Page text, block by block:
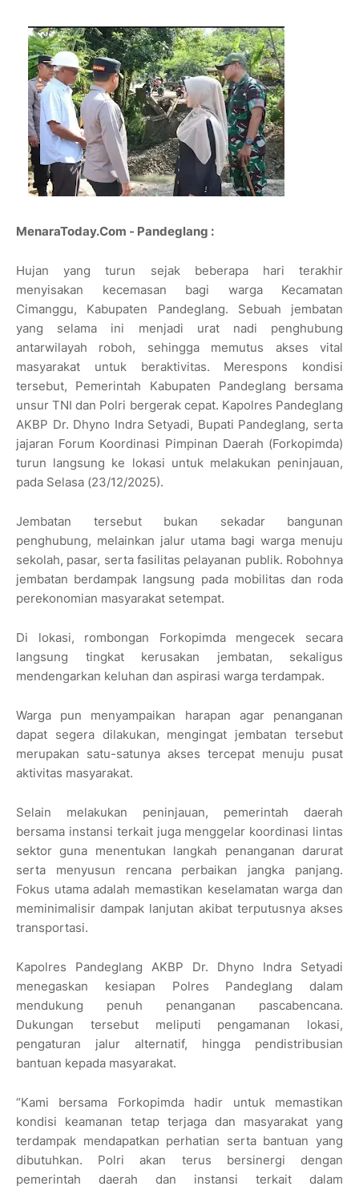
MenaraToday.Com - Pandeglang :
Hujan yang turun sejak beberapa hari terakhir
menyisakan kecemasan bagi warga Kecamatan
Cimanggu, Kabupaten Pandeglang. Sebuah jembatan
yang selama ini menjadi urat nadi penghubung
antarwilayah roboh, sehingga memutus akses vital
masyarakat untuk beraktivitas. Merespons kondisi
tersebut, Pemerintah Kabupaten Pandeglang bersama
unsur TNI dan Polri bergerak cepat. Kapolres Pandeglang
AKBP Dr. Dhyno Indra Setyadi, Bupati Pandeglang, serta
jajaran Forum Koordinasi Pimpinan Daerah (Forkopimda)
turun langsung ke lokasi untuk melakukan peninjauan,
pada Selasa (23/12/2025).
Jembatan tersebut bukan sekadar bangunan
penghubung, melainkan jalur utama bagi warga menuju
sekolah, pasar, serta fasilitas pelayanan publik. Robohnya
jembatan berdampak langsung pada mobilitas dan roda
perekonomian masyarakat setempat.
Di lokasi, rombongan Forkopimda mengecek secara
langsung tingkat kerusakan jembatan, sekaligus
mendengarkan keluhan dan aspirasi warga terdampak.
Warga pun menyampaikan harapan agar penanganan
dapat segera dilakukan, mengingat jembatan tersebut
merupakan satu-satunya akses tercepat menuju pusat
aktivitas masyarakat.
Selain melakukan peninjauan, pemerintah daerah
bersama instansi terkait juga menggelar koordinasi lintas
sektor guna menentukan langkah penanganan darurat
serta menyusun rencana perbaikan jangka panjang.
Fokus utama adalah memastikan keselamatan warga dan
meminimalisir dampak lanjutan akibat terputusnya akses
transportasi.
Kapolres Pandeglang AKBP Dr. Dhyno Indra Setyadi
menegaskan kesiapan Polres Pandeglang dalam
mendukung penuh penanganan pascabencana.
Dukungan tersebut meliputi pengamanan lokasi,
pengaturan jalur alternatif, hingga pendistribusian
bantuan kepada masyarakat.
“Kami bersama Forkopimda hadir untuk memastikan
kondisi keamanan tetap terjaga dan masyarakat yang
terdampak mendapatkan perhatian serta bantuan yang
dibutuhkan. Polri akan terus bersinergi dengan
pemerintah daerah dan instansi terkait dalam